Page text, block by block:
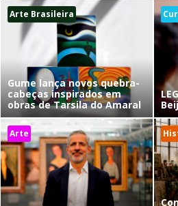
Arte Brasileira
Gume lança novos quebra-
cabeças inspirados em
obras de Tarsila do Amaral
Arte